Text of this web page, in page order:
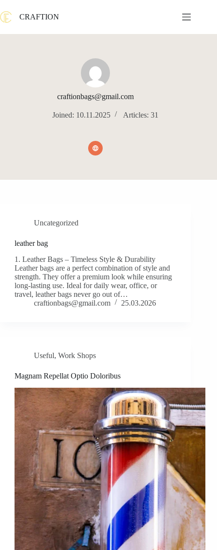
to
content
CRAFTION
craftionbags@gmail.com
Joined: 10.11.2025 Articles: 31
Uncategorized
leather bag
1. Leather Bags – Timeless Style & Durability
Leather bags are a perfect combination of style and
strength. They offer a premium look while ensuring
long-lasting use. Ideal for daily wear, office, or
travel, leather bags never go out of…
craftionbags@gmail.com
25.03.2026
Useful, Work Shops
Magnam Repellat Optio Doloribus